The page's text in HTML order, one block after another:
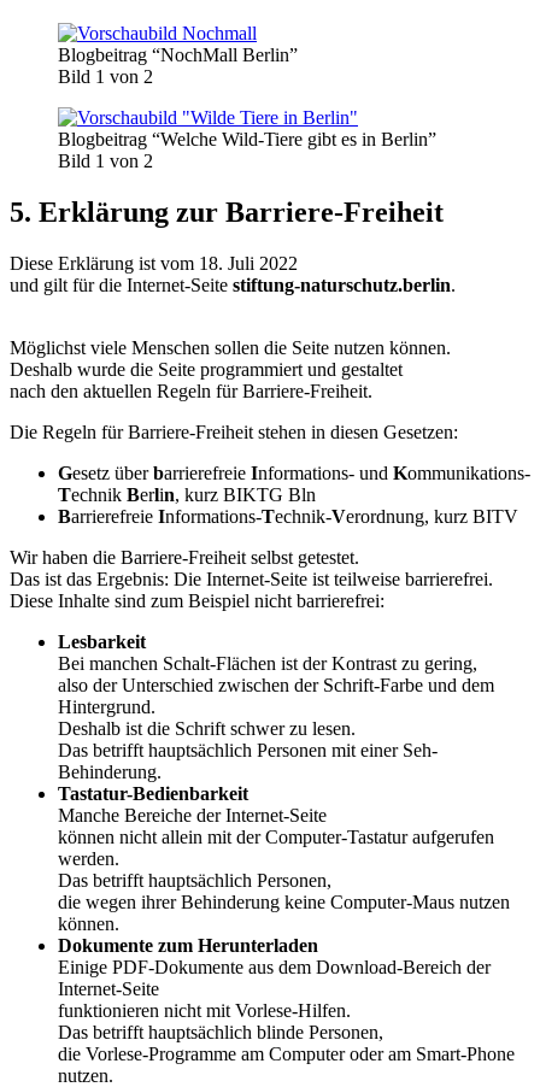
Blogbeitrag “NochMall Berlin”
Bild 1 von 2
Blogbeitrag “Welche Wild-Tiere gibt es in Berlin”
Bild 1 von 2
5. Erklärung zur Barriere-Freiheit
Diese Erklärung ist vom 18. Juli 2022
und gilt für die Internet-Seite stiftung-naturschutz.berlin.
Möglichst viele Menschen sollen die Seite nutzen können.
Deshalb wurde die Seite programmiert und gestaltet
nach den aktuellen Regeln für Barriere-Freiheit.
Die Regeln für Barriere-Freiheit stehen in diesen Gesetzen:
Gesetz überbarrierefreie Informations- und Kommunikations-
Technik Berlin, kurz BIKTG Bln
Barrierefreie Informations-Technik-Verordnung, kurz BITV
Wir haben die Barriere-Freiheit selbst getestet.
Das ist das Ergebnis: Die Internet-Seite ist teilweise barrierefrei.
Diese Inhalte sind zum Beispiel nicht barrierefrei:
Lesbarkeit
Bei manchen Schalt-Flächen ist der Kontrast zu gering,
also der Unterschied zwischen der Schrift-Farbe und dem
Hintergrund.
Deshalb ist die Schrift schwer zu lesen.
Das betrifft hauptsächlich Personen mit einer Seh-
Behinderung.
Tastatur-Bedienbarkeit
Manche Bereiche der Internet-Seite
können nicht allein mit der Computer-Tastatur aufgerufen
werden.
Das betrifft hauptsächlich Personen,
die wegen ihrer Behinderung keine Computer-Maus nutzen
können.
Dokumente zum Herunterladen
Einige PDF-Dokumente aus dem Download-Bereich der
Internet-Seite
funktionieren nicht mit Vorlese-Hilfen.
Das betrifft hauptsächlich blinde Personen,
die Vorlese-Programme am Computer oder am Smart-Phone
nutzen.